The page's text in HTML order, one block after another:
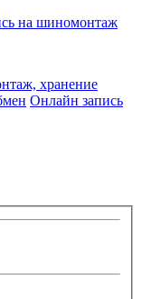
на шиномонтаж
хранение
Онлайн запись